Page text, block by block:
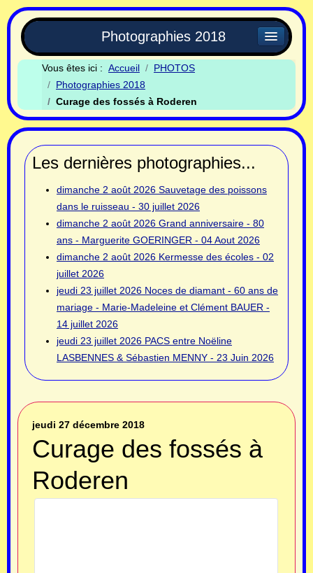
Photographies 2018
Vous êtes ici : Accueil
PHOTOS
Photographies 2018
Curage des fossés à Roderen
Les dernières photographies...
dimanche 2 août 2026 Sauvetage des poissons
dans le ruisseau - 30 juillet 2026
dimanche 2 août 2026 Grand anniversaire - 80
ans - Marguerite GOERINGER - 04 Aout 2026
dimanche 2 août 2026 Kermesse des écoles - 02
juillet 2026
jeudi 23 juillet 2026 Noces de diamant - 60 ans de
mariage - Marie-Madeleine et Clément BAUER -
14 juillet 2026
jeudi 23 juillet 2026 PACS entre Noëline
LASBENNES & Sébastien MENNY - 23 Juin 2026
jeudi 27 décembre 2018
Curage des fossés à
Roderen